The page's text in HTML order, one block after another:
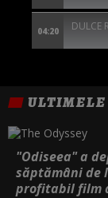
04:20 DULCE
"Odiseea" a
săptămâni de
profitabil film